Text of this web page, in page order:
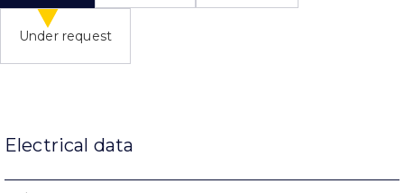
Under request
Electrical data